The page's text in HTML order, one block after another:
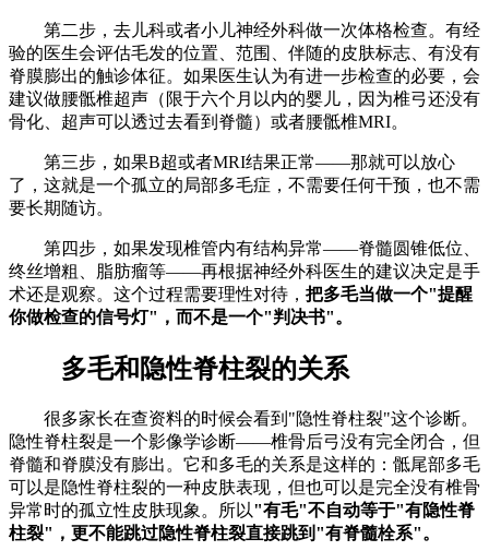
第二步，去儿科或者小儿神经外科做一次体格检查。有经
验的医生会评估毛发的位置、范围、伴随的皮肤标志、有没有
脊膜膨出的触诊体征。如果医生认为有进一步检查的必要，会
建议做腰骶椎超声（限于六个月以内的婴儿，因为椎弓还没有
骨化、超声可以透过去看到脊髓）或者腰骶椎MRI。
第三步，如果B超或者MRI结果正常——那就可以放心
了，这就是一个孤立的局部多毛症，不需要任何干预，也不需
要长期随访。
第四步，如果发现椎管内有结构异常——脊髓圆锥低位、
终丝增粗、脂肪瘤等——再根据神经外科医生的建议决定是手
术还是观察。这个过程需要理性对待， 把多毛当做一个"提醒
你做检查的信号灯"，而不是一个"判决书"。
多毛和隐性脊柱裂的关系
很多家长在查资料的时候会看到"隐性脊柱裂"这个诊断。
隐性脊柱裂是一个影像学诊断——椎骨后弓没有完全闭合，但
脊髓和脊膜没有膨出。它和多毛的关系是这样的：骶尾部多毛
可以是隐性脊柱裂的一种皮肤表现，但也可以是完全没有椎骨
异常时的孤立性皮肤现象。所以"有毛"不自动等于"有隐性脊
柱裂"，更不能跳过隐性脊柱裂直接跳到"有脊髓栓系"。